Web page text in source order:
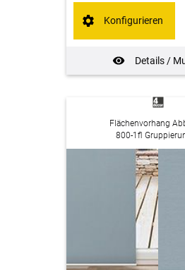
Details /
Konfigurieren
Flächenvorhang
800-1fl